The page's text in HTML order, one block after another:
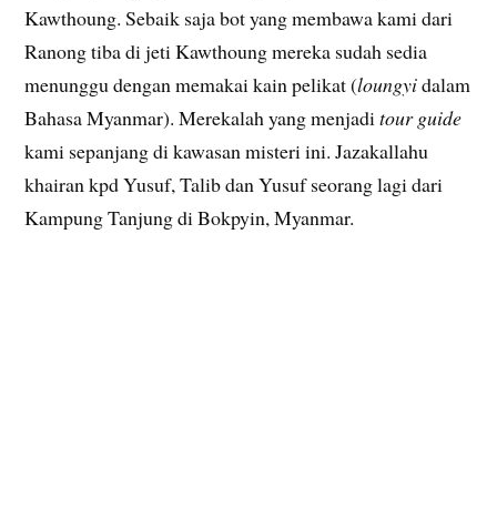
Kawthoung. Sebaik saja bot yang membawa kami dari
Ranong tiba di jeti Kawthoung mereka sudah sedia
menunggu dengan memakai kain pelikat (loungyidalam
Bahasa Myanmar). Merekalah yang menjaditour guide
kami sepanjang di kawasan misteri ini. Jazakallahu
khairan kpd Yusuf, Talib dan Yusuf seorang lagi dari
Kampung Tanjung di Bokpyin, Myanmar.